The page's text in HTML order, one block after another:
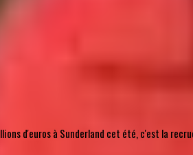
d'euros à Sunderland cet été, c'est la